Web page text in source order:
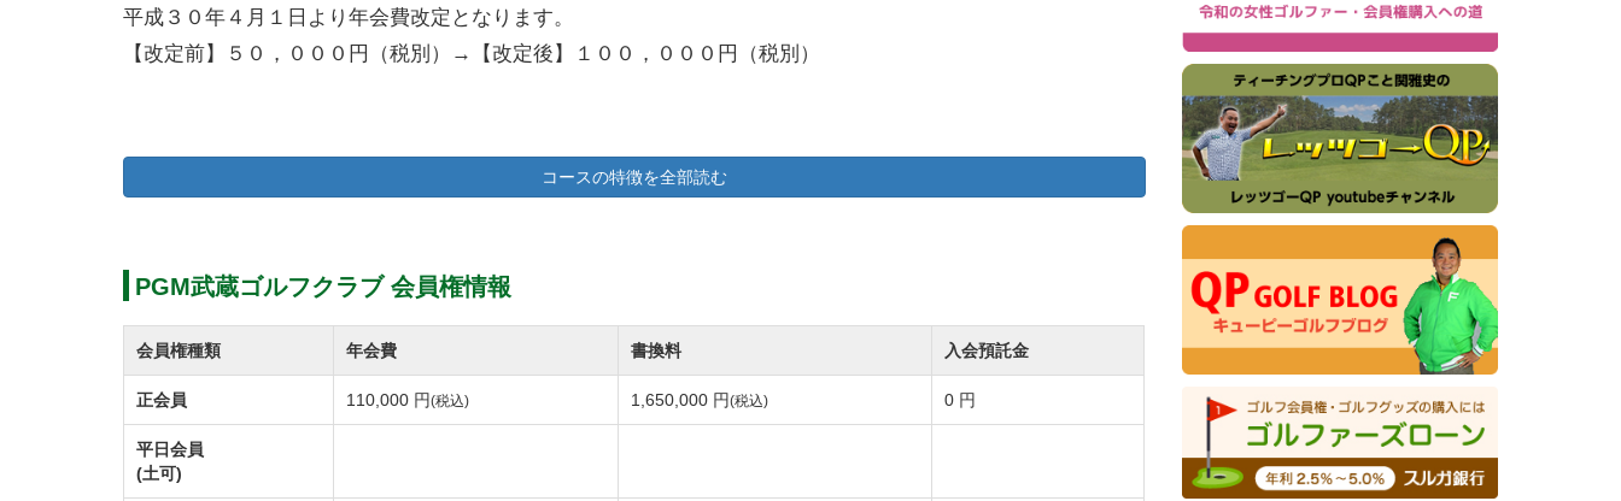
平成３０年４月１日より年会費改定となります。
【改定前】５０，０００円（税別）→【改定後】１００，０００円（税別）
2019年10月1日から消費税率が改定されることに伴い、新規募集料金、名義書換料等諸料金、年会費に関する10
月1日以降の各種料金に新税率(10％)を適用します。
2018年11月14日、オリックス・ゴルフ・マネジメント株式会社（以下ＯＧＭ）は、ＭＢＫパートナーズへ事業
譲渡する契約を締結し、ＯＧＭは、ＭＢＫパートナーズに事業譲渡後ＭＢＫパートナーズの株式を5％取得する
ことで合意しました。
2019年3月1日よりオリックス・ゴルフ・マネジメント株式会社から『日本ゴルフマネジメント株式会社』へ事
業譲渡され、ゴルフ場名が『武蔵ゴルフクラブ』に変更になりました。 2019年5月7日より、経営会社の社名変
更、及び本社が移転いたします。
コースの特徴を全部読む
PGM武蔵ゴルフクラブ 会員権情報
会員権種類 年会費 書換料 入会預託金
正会員 110,000 円(税込) 1,650,000 円(税込) 0 円
平日会員
(土可)